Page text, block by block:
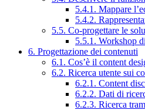
5.4.1. Mappare
5.4.2.
5.5. Co-progettare le
5.5.1. Workshop
6. Progettazione dei contenuti
6.1. Cos’è il content
6.2. Ricerca utente sui
6.2.1. Content
6.2.2. Dati di
6.2.3. Ricerca